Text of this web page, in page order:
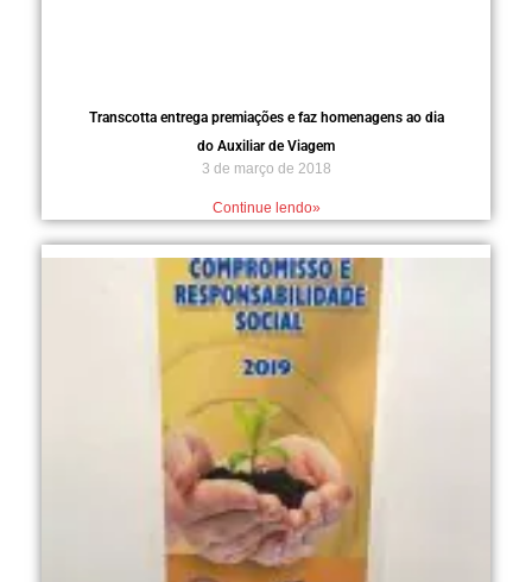
Transcotta entrega premiações e faz homenagens ao dia
do Auxiliar de Viagem
3 de março de 2018
Continue lendo»